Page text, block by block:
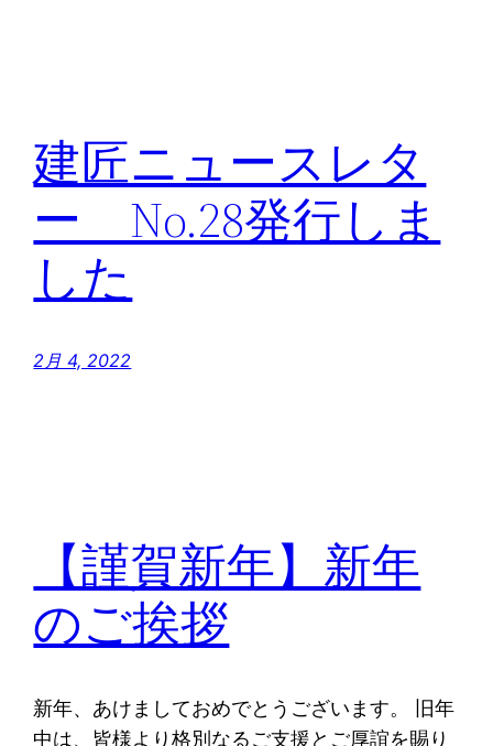
建匠ニュースレタ
ー No.28発行しま
した
2月 4, 2022
【謹賀新年】新年
のご挨拶
新年、あけましておめでとうございます。 旧年
中は、皆様より格別なるご支援とご厚誼を賜り